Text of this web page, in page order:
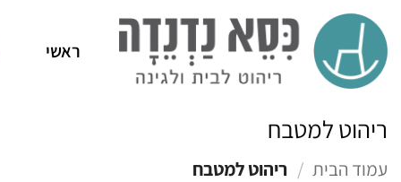
ראשי
ריהוט למטבח
עמוד הבית / ריהוט למטבח